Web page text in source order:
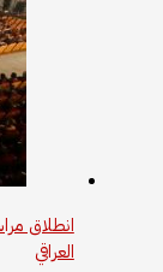
انطلاق
العراقي